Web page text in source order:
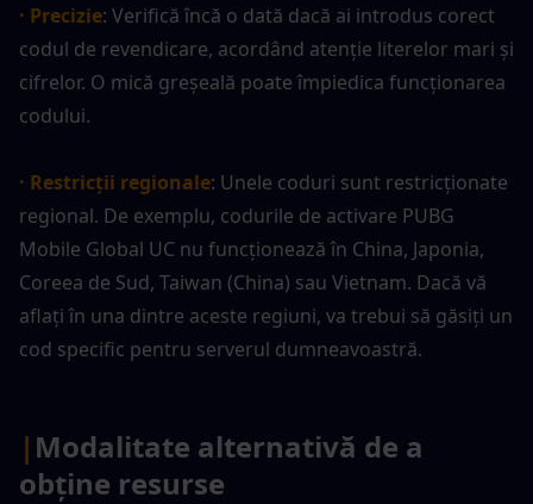
· Precizie: Verifică încă o dată dacă ai introdus corect
codul de revendicare, acordând atenție literelor mari și
cifrelor. O mică greșeală poate împiedica funcționarea
codului.
· Restricții regionale: Unele coduri sunt restricționate
regional. De exemplu, codurile de activare PUBG
Mobile Global UC nu funcționează în China, Japonia,
Coreea de Sud, Taiwan (China) sau Vietnam. Dacă vă
aflați în una dintre aceste regiuni, va trebui să găsiți un
cod specific pentru serverul dumneavoastră.
| Modalitate alternativă de a
obține resurse